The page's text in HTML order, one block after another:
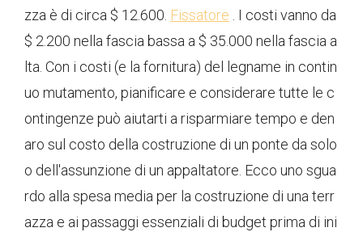
zza è di circa $ 12.600. Fissatore . I costi vanno da
$ 2.200 nella fascia bassa a $ 35.000 nella fascia a
lta. Con i costi (e la fornitura) del legname in contin
uo mutamento, pianificare e considerare tutte le c
ontingenze può aiutarti a risparmiare tempo e den
aro sul costo della costruzione di un ponte da solo
o dell'assunzione di un appaltatore. Ecco uno sgua
rdo alla spesa media per la costruzione di una terr
azza e ai passaggi essenziali di budget prima di ini